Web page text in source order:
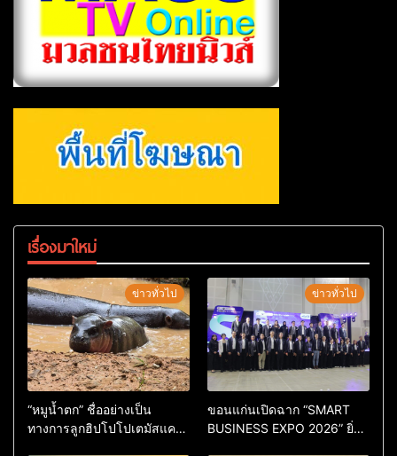
เรื่องมาใหม่
ข่าวทั่วไป
“หมูน้ำตก” ชื่ออย่างเป็น
ทางการลูกฮิปโปโปเตมัสแคระ
ข่าวทั่วไป
ขอนแก่นเปิดฉาก “SMART
BUSINESS EXPO 2026” ยิ่ง